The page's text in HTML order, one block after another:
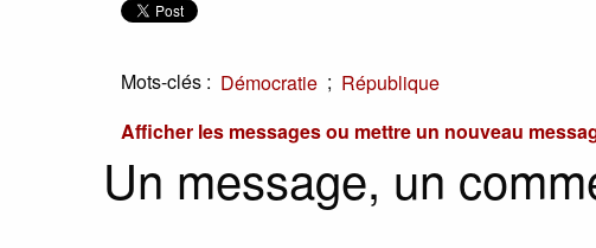
Mots-clés : Démocratie ; République
Afficher les messages ou mettre un nouveau
Un message, un